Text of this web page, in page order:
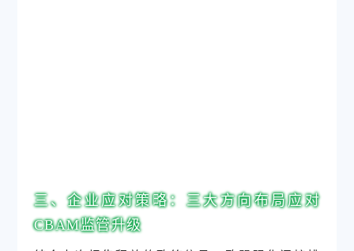
三、企业应对策略：三大方向布局应对
CBAM监管升级